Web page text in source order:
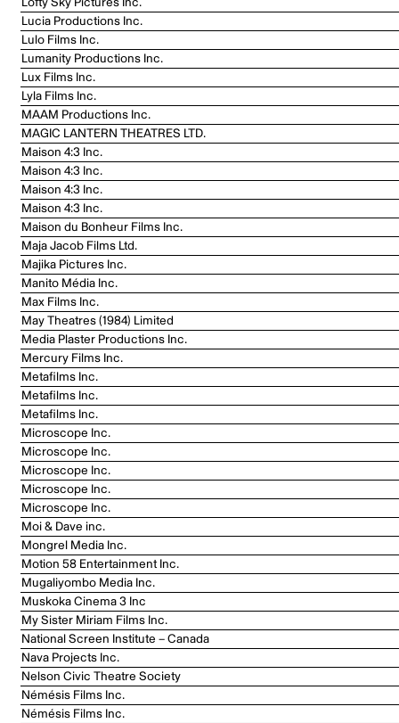
Lucia Productions Inc.
Lulo Films Inc.
Lumanity Productions Inc.
Lux Films Inc.
Lyla Films Inc.
MAAM Productions Inc.
MAGIC LANTERN THEATRES LTD.
Maison 4:3 Inc.
Maison 4:3 Inc.
Maison 4:3 Inc.
Maison 4:3 Inc.
Maison du Bonheur Films Inc.
Maja Jacob Films Ltd.
Majika Pictures Inc.
Manito Média Inc.
Max Films Inc.
May Theatres (1984) Limited
Media Plaster Productions Inc.
Mercury Films Inc.
Metafilms Inc.
Metafilms Inc.
Metafilms Inc.
Microscope Inc.
Microscope Inc.
Microscope Inc.
Microscope Inc.
Microscope Inc.
Moi & Dave inc.
Mongrel Media Inc.
Motion 58 Entertainment Inc.
Mugaliyombo Media Inc.
Muskoka Cinema 3 Inc
My Sister Miriam Films Inc.
National Screen Institute – Canada
Nava Projects Inc.
Nelson Civic Theatre Society
Némésis Films Inc.
Némésis Films Inc.